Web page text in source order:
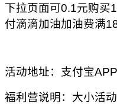
下拉页面可0.1元购买
付滴滴加油加油费满
活动地址：支付宝APP
福利营说明：大小活